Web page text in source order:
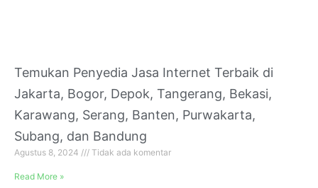
Temukan Penyedia Jasa Internet Terbaik di
Jakarta, Bogor, Depok, Tangerang, Bekasi,
Karawang, Serang, Banten, Purwakarta,
Subang, dan Bandung
Agustus 8, 2024 Tidak ada komentar
Read More »